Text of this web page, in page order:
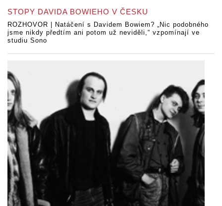
STOPY DAVIDA BOWIEHO V ČESKU
ROZHOVOR | Natáčení s Davidem Bowiem? „Nic podobného
jsme nikdy předtím ani potom už neviděli,“ vzpomínají ve
studiu Sono